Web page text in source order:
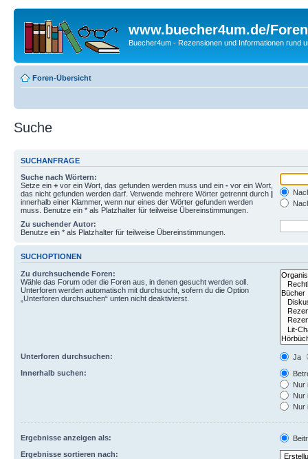
www.buecher4um.de/Foren
Buecher4um - Rezensionen und Informationen rund
Foren-Übersicht
Suche
SUCHANFRAGE
Suche nach Wörtern:
Setze ein + vor ein Wort, das gefunden werden muss und ein - vor ein Wort,
das nicht gefunden werden darf. Verwende mehrere Wörter getrennt durch |
innerhalb einer Klammer, wenn nur eines der Wörter gefunden werden
muss. Benutze ein * als Platzhalter für teilweise Übereinstimmungen.
Zu suchender Autor:
Benutze ein * als Platzhalter für teilweise Übereinstimmungen.
SUCHOPTIONEN
Zu durchsuchende Foren:
Wähle das Forum oder die Foren aus, in denen gesucht werden soll.
Unterforen werden automatisch mit durchsucht, sofern du die Option
„Unterforen durchsuchen“ unten nicht deaktivierst.
Unterforen durchsuchen:
Ja
Innerhalb suchen:
Nur
Nur
Nur
Ergebnisse anzeigen als:
Ergebnisse sortieren nach: